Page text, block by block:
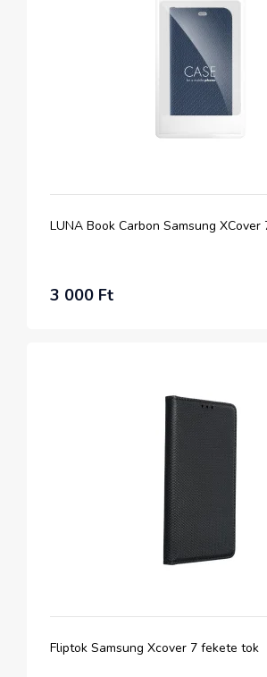
LUNA Book Carbon Samsung XCover
3 000 Ft
Fliptok Samsung Xcover 7 fekete tok